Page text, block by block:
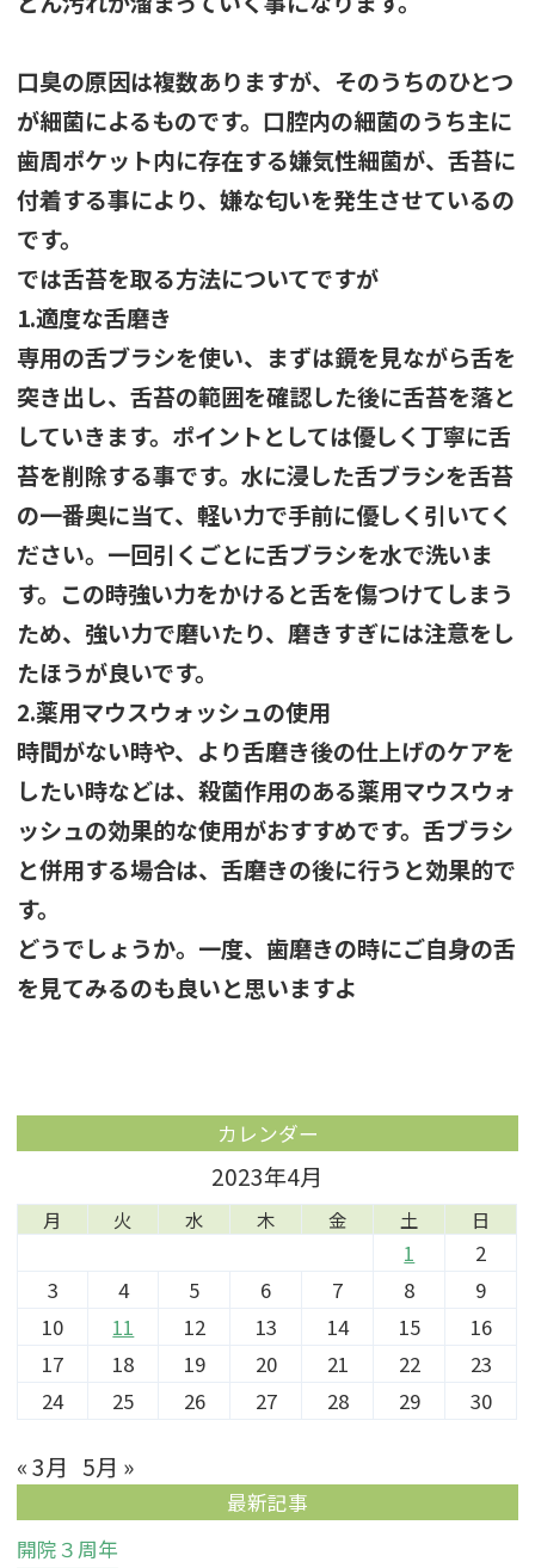
口臭の原因は複数ありますが、そのうちのひとつ
が細菌によるものです。口腔内の細菌のうち主に
歯周ポケット内に存在する嫌気性細菌が、舌苔に
付着する事により、嫌な匂いを発生させているの
です。
では舌苔を取る方法についてですが
1.適度な舌磨き
専用の舌ブラシを使い、まずは鏡を見ながら舌を
突き出し、舌苔の範囲を確認した後に舌苔を落と
していきます。ポイントとしては優しく丁寧に舌
苔を削除する事です。水に浸した舌ブラシを舌苔
の一番奥に当て、軽い力で手前に優しく引いてく
ださい。一回引くごとに舌ブラシを水で洗いま
す。この時強い力をかけると舌を傷つけてしまう
ため、強い力で磨いたり、磨きすぎには注意をし
たほうが良いです。
2.薬用マウスウォッシュの使用
時間がない時や、より舌磨き後の仕上げのケアを
したい時などは、殺菌作用のある薬用マウスウォ
ッシュの効果的な使用がおすすめです。舌ブラシ
と併用する場合は、舌磨きの後に行うと効果的で
す。
どうでしょうか。一度、歯磨きの時にご自身の舌
を見てみるのも良いと思いますよ
カレンダー
2023年4月
月 火 水 木 金 土 日
1
2
3
4 5 6 7 8
9
10
11 12 13 14 15
16
17
18 19 20 21 22
23
24
25 26 27 28 29 30
« 3月 5月 »
最新記事
開院３周年